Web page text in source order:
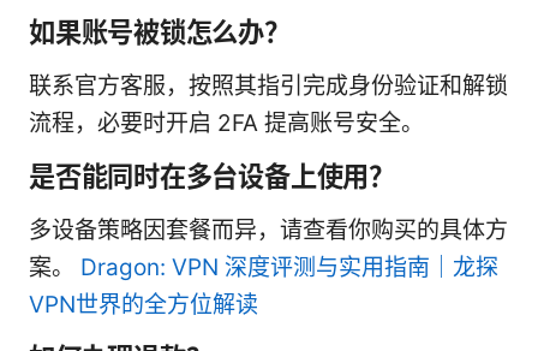
如果账号被锁怎么办？
联系官方客服，按照其指引完成身份验证和解锁
流程，必要时开启 2FA 提高账号安全。
是否能同时在多台设备上使用？
多设备策略因套餐而异，请查看你购买的具体方
案。 Dragon: VPN 深度评测与实用指南｜龙探
VPN世界的全方位解读